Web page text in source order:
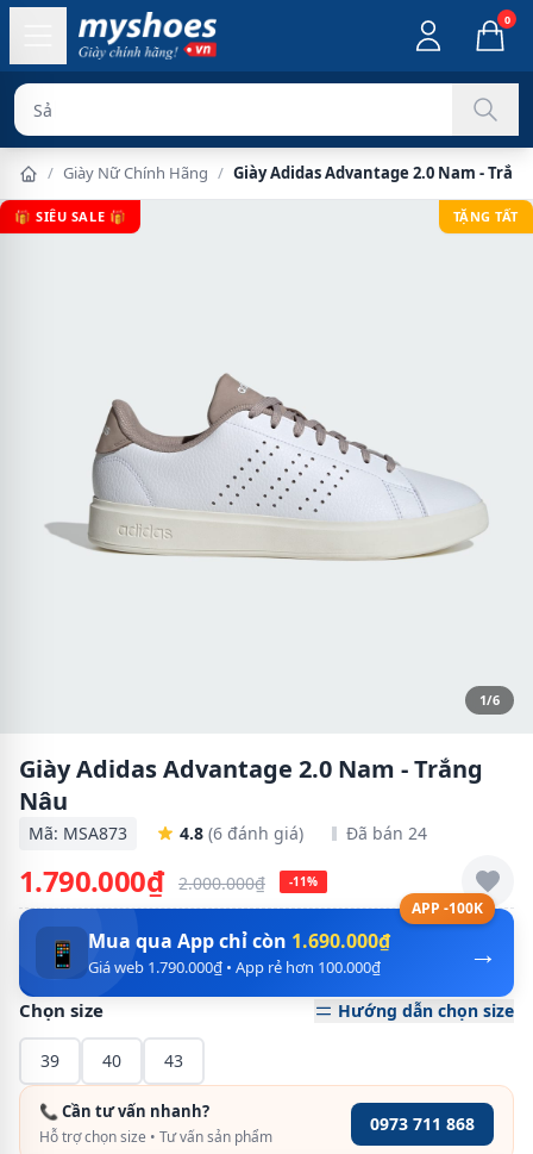
0
Sản phẩm chí
/ Giày Nữ Chính Hãng / Giày Adidas Advantage 2.0 Nam -
🎁 SIÊU SALE 🎁 TẶNG TẤT
1/6
Giày Adidas Advantage 2.0 Nam - Trắng
Nâu
Mã: MSA873 4.8 (6 đánh giá) Đã bán 24
1.790.000₫ 2.000.000₫ -11%
APP -100K
→
📱 Mua qua App chỉ còn 1.690.000₫
Giá web 1.790.000₫ • App rẻ hơn 100.000₫
Chọn size Hướng dẫn chọn size
39 40 43
📞 Cần tư vấn nhanh?
Hỗ trợ chọn size • Tư vấn sản phẩm
0973 711 868